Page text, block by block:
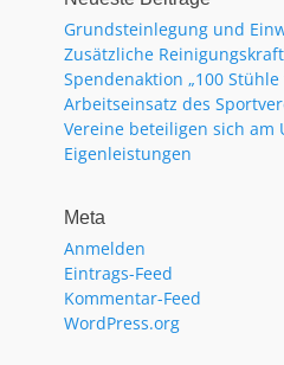
Grundsteinlegung und
Zusätzliche
Spendenaktion „100
Arbeitseinsatz des
Vereine beteiligen sich am
Eigenleistungen
Meta
Anmelden
Eintrags-Feed
Kommentar-Feed
WordPress.org